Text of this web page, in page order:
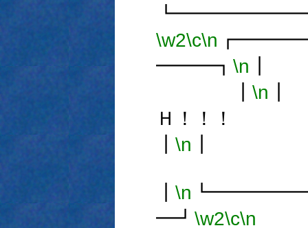
\w2\c\n
━━━┓ \n
\n
Ｈ！！！
\n
\n
━┛ \w2\c\n